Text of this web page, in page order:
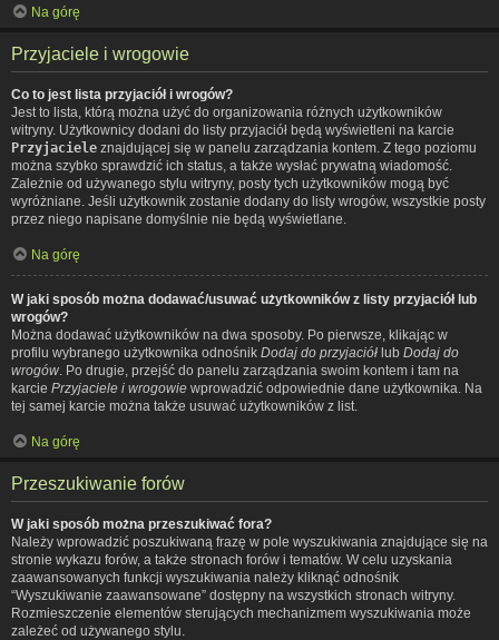
Na górę
Przyjaciele i wrogowie
Co to jest lista przyjaciół i wrogów?
Jest to lista, którą można użyć do organizowania różnych użytkowników
witryny. Użytkownicy dodani do listy przyjaciół będą wyświetleni na karcie
Przyjaciele znajdującej się w panelu zarządzania kontem. Z tego poziomu
można szybko sprawdzić ich status, a także wysłać prywatną wiadomość.
Zależnie od używanego stylu witryny, posty tych użytkowników mogą być
wyróżniane. Jeśli użytkownik zostanie dodany do listy wrogów, wszystkie posty
przez niego napisane domyślnie nie będą wyświetlane.
Na górę
W jaki sposób można dodawać/usuwać użytkowników z listy przyjaciół lub
wrogów?
Można dodawać użytkowników na dwa sposoby. Po pierwsze, klikając w
profilu wybranego użytkownika odnośnik Dodaj do przyjaciół lub Dodaj do
wrogów . Po drugie, przejść do panelu zarządzania swoim kontem i tam na
karcie Przyjaciele i wrogowie wprowadzić odpowiednie dane użytkownika. Na
tej samej karcie można także usuwać użytkowników z list.
Na górę
Przeszukiwanie forów
W jaki sposób można przeszukiwać fora?
Należy wprowadzić poszukiwaną frazę w pole wyszukiwania znajdujące się na
stronie wykazu forów, a także stronach forów i tematów. W celu uzyskania
zaawansowanych funkcji wyszukiwania należy kliknąć odnośnik
“Wyszukiwanie zaawansowane” dostępny na wszystkich stronach witryny.
Rozmieszczenie elementów sterujących mechanizmem wyszukiwania może
zależeć od używanego stylu.